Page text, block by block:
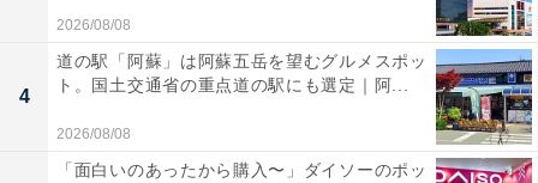
2026/08/08
4
道の駅「阿蘇」は阿蘇五岳を望むグルメスポッ
ト。国土交通省の重点道の駅にも選定｜阿...
2026/08/08
「面白いのあったから購入〜」ダイソーのポッ